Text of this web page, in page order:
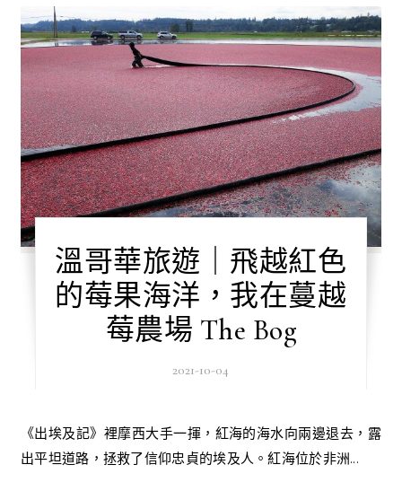
溫哥華旅遊｜飛越紅色
的莓果海洋，我在蔓越
莓農場 The Bog
2021-10-04
《出埃及記》裡摩西大手一揮，紅海的海水向兩邊退去，露
出平坦道路，拯救了信仰忠貞的埃及人。紅海位於非洲...